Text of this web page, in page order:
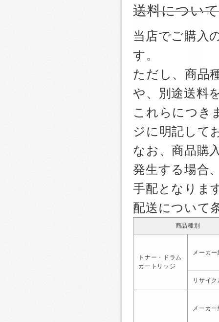
送料について
当店でご購入
す。
ただし、商品
や、別途送料
これらにつき
ジに明記して
なお、商品購
発生する場合
手配となりま
配送について
商品種別
トナー・ドラム
カートリッジ
メーカ
リサイ
メーカ